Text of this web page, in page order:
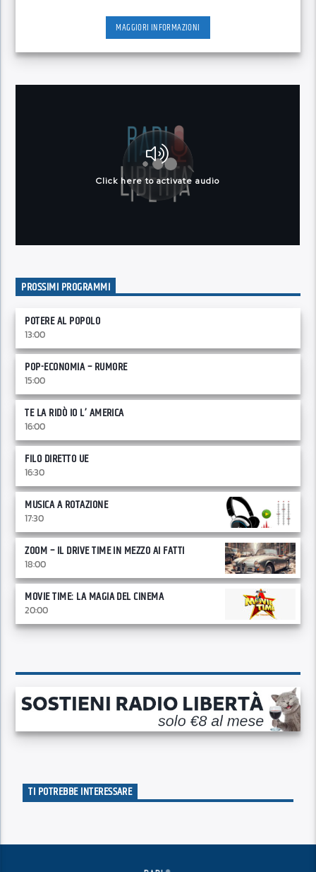
MAGGIORI INFORMAZIONI
PROSSIMI PROGRAMMI
POTERE AL POPOLO
13:00
POP-ECONOMIA – RUMORE
15:00
TE LA RIDÒ IO L’ AMERICA
16:00
FILO DIRETTO UE
16:30
MUSICA A ROTAZIONE
17:30
ZOOM – IL DRIVE TIME IN MEZZO AI FATTI
18:00
MOVIE TIME: LA MAGIA DEL CINEMA
20:00
TI POTREBBE INTERESSARE